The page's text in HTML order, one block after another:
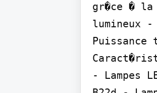
gr�ce � la
lumineux
- Lampes